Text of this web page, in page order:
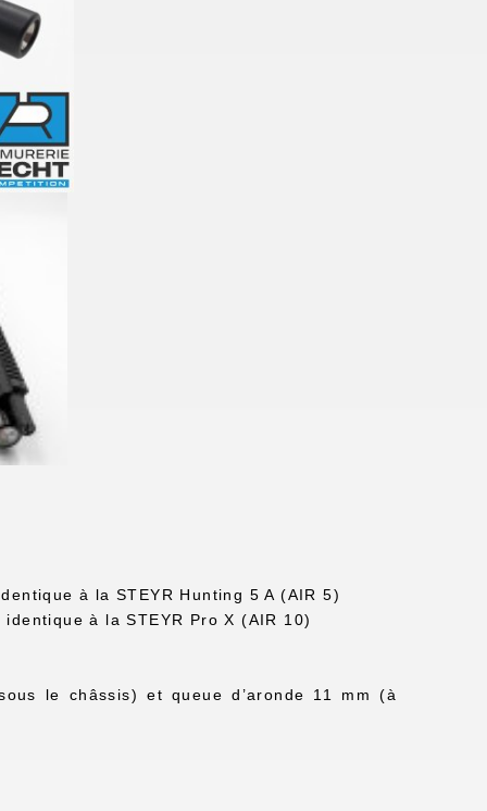
à la STEYR Hunting 5 A (AIR 5)
à la STEYR Pro X (AIR 10)
le châssis) et queue d’aronde 11 mm (à